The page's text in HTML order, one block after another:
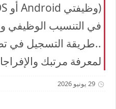
في التنسيب الوظيفي
لمعرفة مرتبك
29 يونيو 2026